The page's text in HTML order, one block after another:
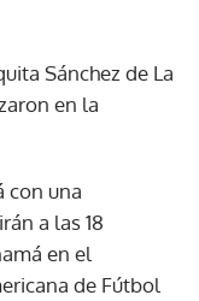
Sánchez de La
en la
con una
a las 18
en el
de Fútbol